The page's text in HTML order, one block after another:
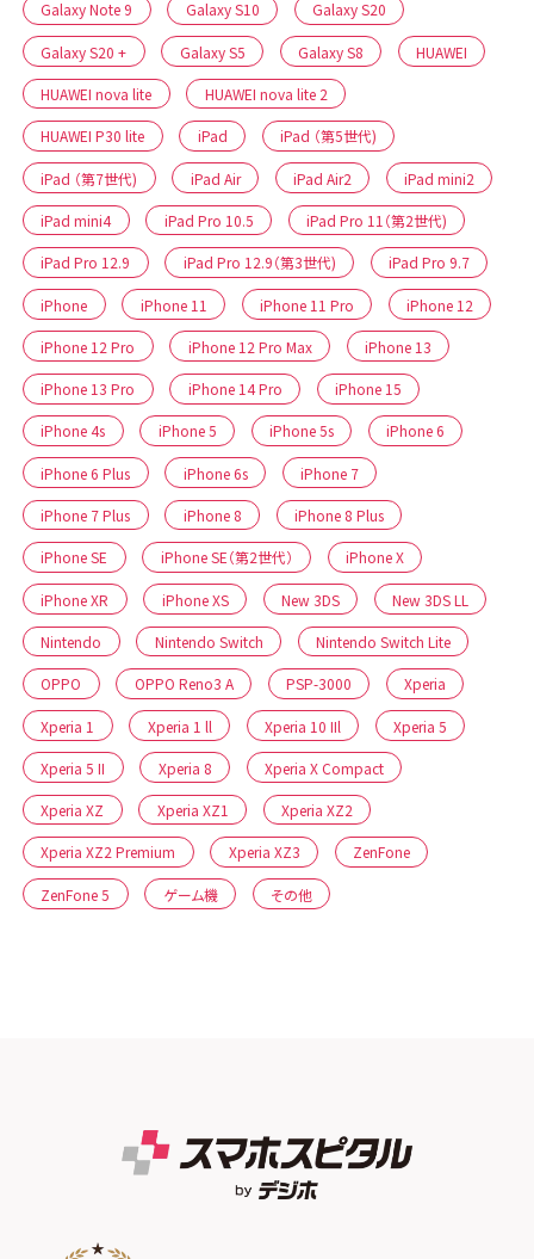
Galaxy Note 9 Galaxy S10 Galaxy S20
Galaxy S20 + Galaxy S5 Galaxy S8 HUAWEI
HUAWEI nova lite HUAWEI nova lite 2
HUAWEI P30 lite iPad iPad （第5世代)
iPad （第7世代) iPad Air iPad Air2 iPad mini2
iPad mini4 iPad Pro 10.5 iPad Pro 11（第2世代)
iPad Pro 12.9 iPad Pro 12.9（第3世代) iPad Pro 9.7
iPhone iPhone 11 iPhone 11 Pro iPhone 12
iPhone 12 Pro iPhone 12 Pro Max iPhone 13
iPhone 13 Pro iPhone 14 Pro iPhone 15
iPhone 4s iPhone 5 iPhone 5s iPhone 6
iPhone 6 Plus iPhone 6s iPhone 7
iPhone 7 Plus iPhone 8 iPhone 8 Plus
iPhone SE iPhone SE（第2世代） iPhone X
iPhone XR iPhone XS New 3DS New 3DS LL
Nintendo Nintendo Switch Nintendo Switch Lite
OPPO OPPO Reno3 A PSP-3000 Xperia
Xperia 1 Xperia 1 ll Xperia 10 IIl Xperia 5
Xperia 5 II Xperia 8 Xperia X Compact
Xperia XZ Xperia XZ1 Xperia XZ2
Xperia XZ2 Premium Xperia XZ3 ZenFone
ZenFone 5 ゲーム機 その他